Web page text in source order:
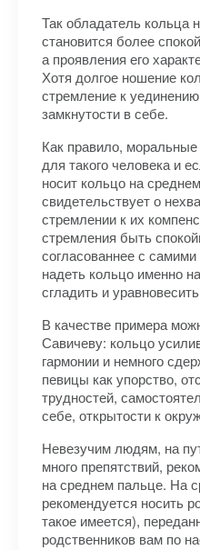
Так обладатель кольца
становится более
а проявления его
Хотя долгое ношение
стремление к
замкнутости в себе.
Как правило,
для такого человека и
носит кольцо на
свидетельствует о
стремлении к их
стремления быть
согласованнее с
надеть кольцо именно
сгладить и
В качестве примера
Савичеву: кольцо
гармонии и немного
певицы как упорство,
трудностей,
себе, открытости к
Невезучим людям, на
много препятствий,
на среднем пальце. На
рекомендуется носить
такое имеется),
родственников вам по